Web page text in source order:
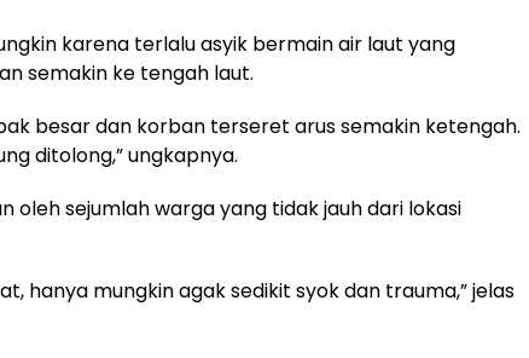
karena terlalu asyik bermain air laut yang
semakin ke tengah laut.
besar dan korban terseret arus semakin ketengah.
ditolong,” ungkapnya.
oleh sejumlah warga yang tidak jauh dari lokasi
hanya mungkin agak sedikit syok dan trauma,” jelas